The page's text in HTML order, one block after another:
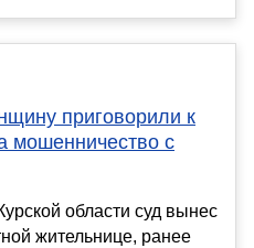
приговорили к
мошенничество с
области суд вынес
жительнице, ранее